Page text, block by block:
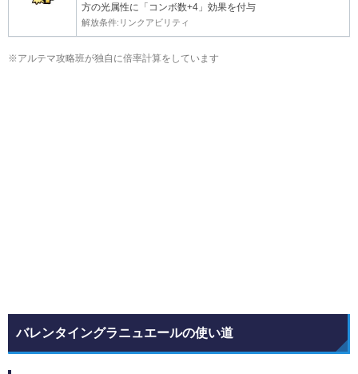
方の光属性に「コンボ数+4」効果を付与
解放条件:リンクアビリティ
※アルテマ攻略班が独自に倍率計算をしています
バレンタイングラニュエールの使い道